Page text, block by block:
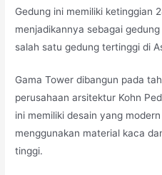
Gedung ini memiliki ketinggian
menjadikannya sebagai
salah satu gedung tertinggi di
Gama Tower dibangun pada
perusahaan arsitektur Kohn
ini memiliki desain yang
menggunakan material kaca
tinggi.